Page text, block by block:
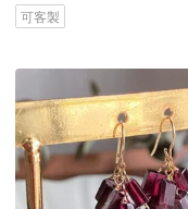
可客製